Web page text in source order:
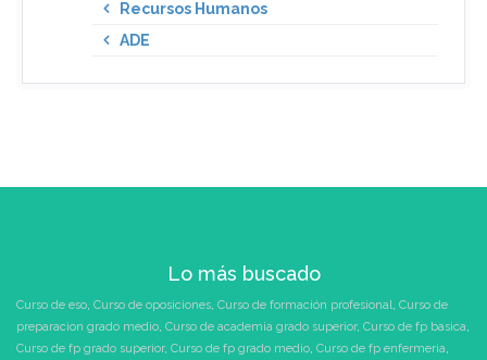
Recursos Humanos
ADE
Lo más buscado
Curso de eso, Curso de oposiciones, Curso de formación profesional, Curso de
preparacion grado medio, Curso de academia grado superior, Curso de fp basica,
Curso de fp grado superior, Curso de fp grado medio, Curso de fp enfermeria,